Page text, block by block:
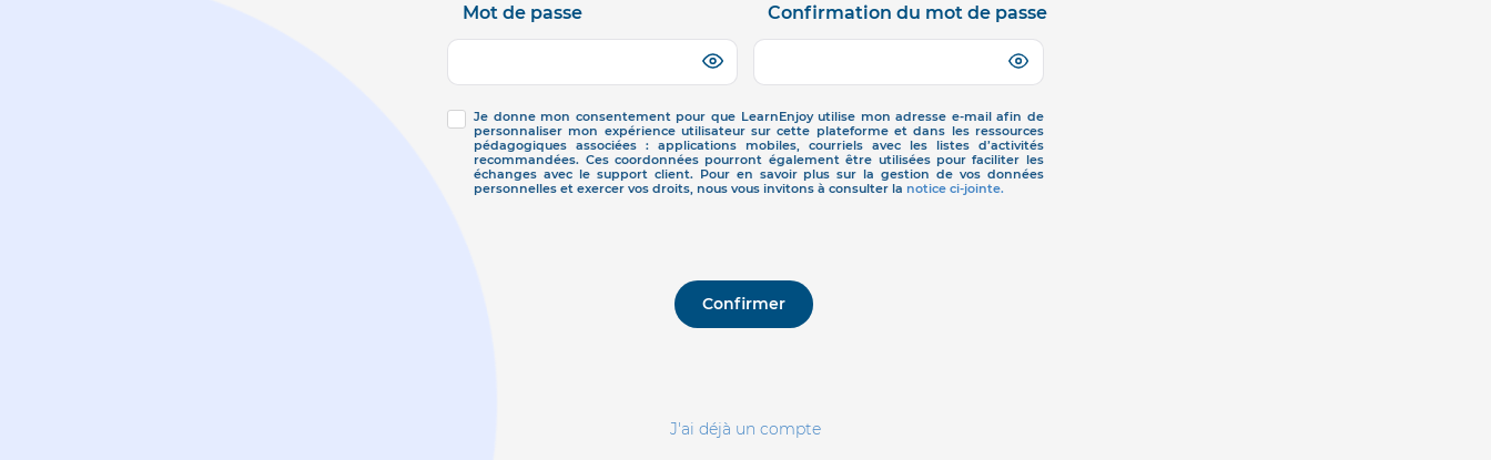
Mot de passe Confirmation du mot de passe
Je donne mon consentement pour que LearnEnjoy utilise mon adresse e-mail afin de
personnaliser mon expérience utilisateur sur cette plateforme et dans les ressources
pédagogiques associées : applications mobiles, courriels avec les listes d’activités
recommandées. Ces coordonnées pourront également être utilisées pour faciliter les
échanges avec le support client. Pour en savoir plus sur la gestion de vos données
personnelles et exercer vos droits, nous vous invitons à consulter la notice ci-jointe.
Confirmer
J'ai déjà un compte